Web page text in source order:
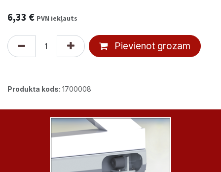
6,33 € PVN iekļauts
Pievienot grozam
Produkta kods: 1700008